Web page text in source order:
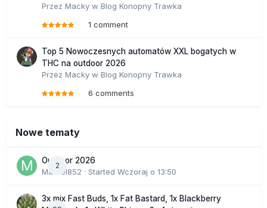
Przez Macky w Blog Konopny Trawka
1 comment
Top 5 Nowoczesnych automatów XXL bogatych w
THC na outdoor 2026
Przez Macky w Blog Konopny Trawka
6 comments
Nowe tematy
2
Outdoor 2026
Marcel852 · Started Wczoraj o 13:50
3x mix Fast Buds, 1x Fat Bastard, 1x Blackberry